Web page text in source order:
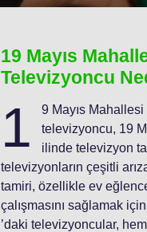
19 Mayıs
Televizyoncu
1
9 Mayıs
televizyoncu, 19
ilinde televizyon
televizyonların çeşitli
tamiri, özellikle ev
çalışmasını sağlamak
’daki televizyoncular,